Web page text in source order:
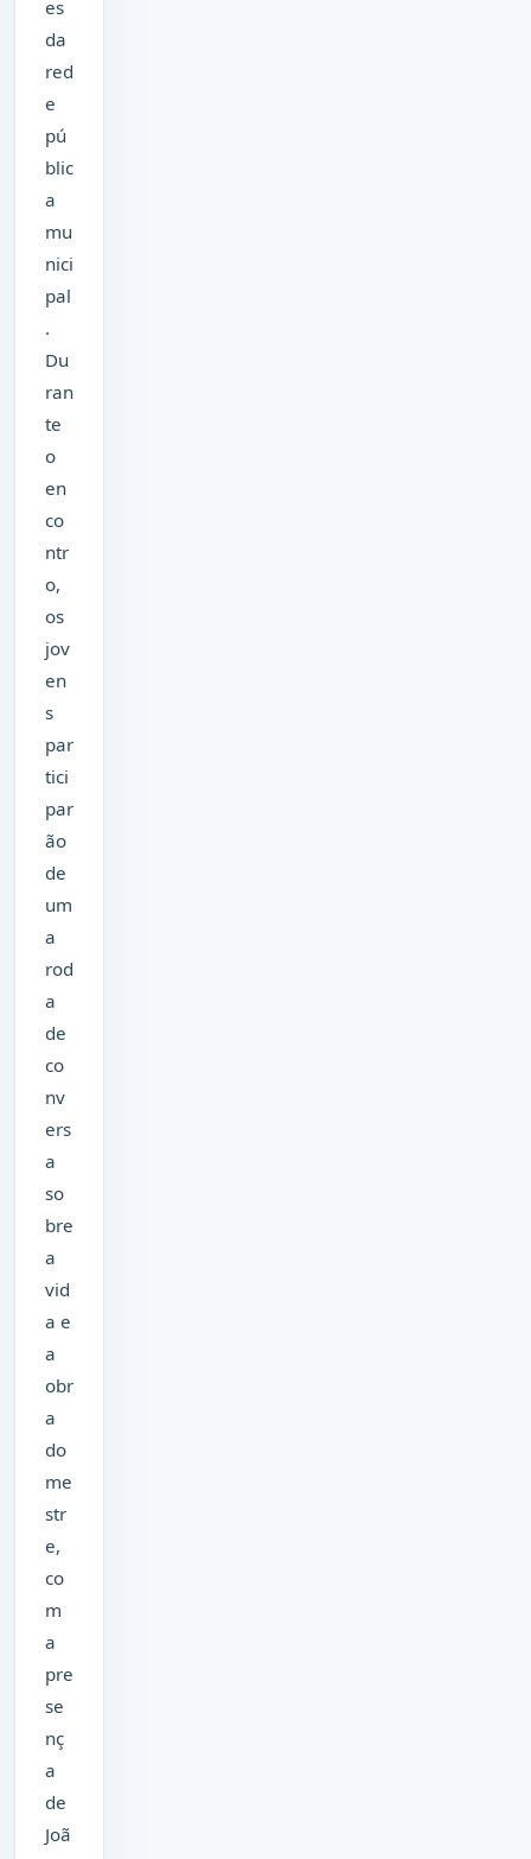
es
da
red
e
pú
blic
a
mu
nici
pal
.
Du
ran
te
o
en
co
ntr
o,
os
jov
en
s
par
tici
par
ão
de
um
a
rod
a
de
co
nv
ers
a
so
bre
a
vid
a e
a
obr
a
do
me
str
e,
co
m
a
pre
se
nç
a
de
Joã